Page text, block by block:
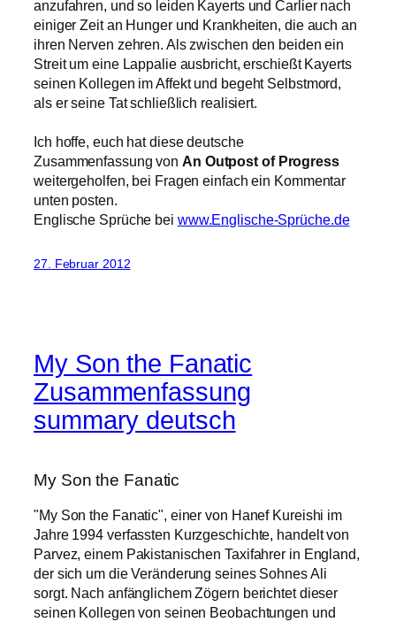
anzufahren, und so leiden Kayerts und Carlier nach
einiger Zeit an Hunger und Krankheiten, die auch an
ihren Nerven zehren. Als zwischen den beiden ein
Streit um eine Lappalie ausbricht, erschießt Kayerts
seinen Kollegen im Affekt und begeht Selbstmord,
als er seine Tat schließlich realisiert.
Ich hoffe, euch hat diese deutsche
Zusammenfassung von An Outpost of Progress
weitergeholfen, bei Fragen einfach ein Kommentar
unten posten.
Englische Sprüche bei www.Englische-Sprüche.de
27. Februar 2012
My Son the Fanatic
Zusammenfassung
summary deutsch
My Son the Fanatic
"My Son the Fanatic", einer von Hanef Kureishi im
Jahre 1994 verfassten Kurzgeschichte, handelt von
Parvez, einem Pakistanischen Taxifahrer in England,
der sich um die Veränderung seines Sohnes Ali
sorgt. Nach anfänglichem Zögern berichtet dieser
seinen Kollegen von seinen Beobachtungen und